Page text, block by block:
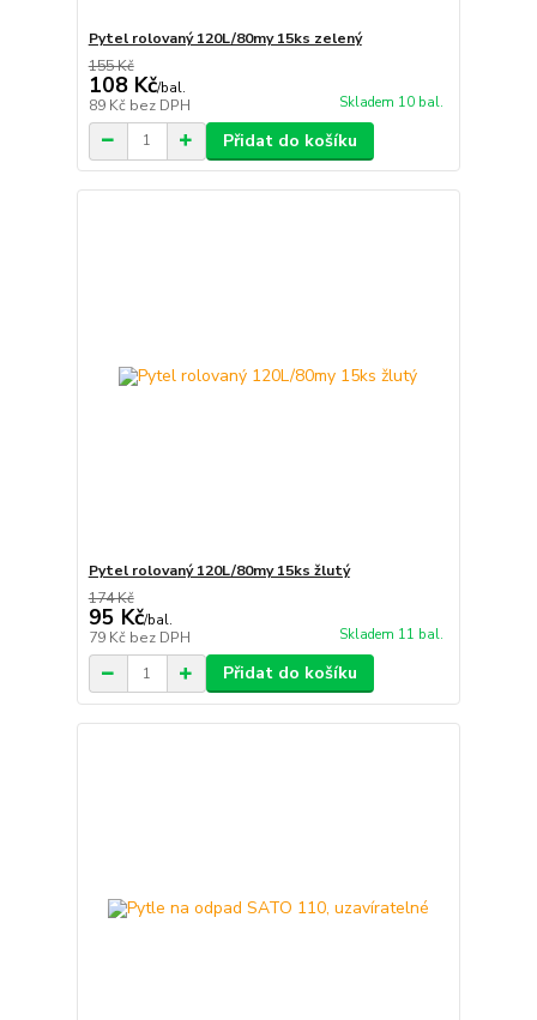
Pytel rolovaný 120L/80my 15ks zelený
155 Kč
108 Kč/bal.
89 Kč bez DPH Skladem 10 bal.
Přidat do košíku
Pytel rolovaný 120L/80my 15ks žlutý
174 Kč
95 Kč/bal.
79 Kč bez DPH Skladem 11 bal.
Přidat do košíku